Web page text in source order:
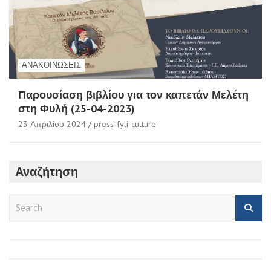
ΑΝΑΚΟΙΝΏΣΕΙΣ
Παρουσίαση βιβλίου για τον καπετάν Μελέτη
στη Φυλή (25-04-2023)
23 Απριλίου 2024 press-fyli-culture
Αναζήτηση
r